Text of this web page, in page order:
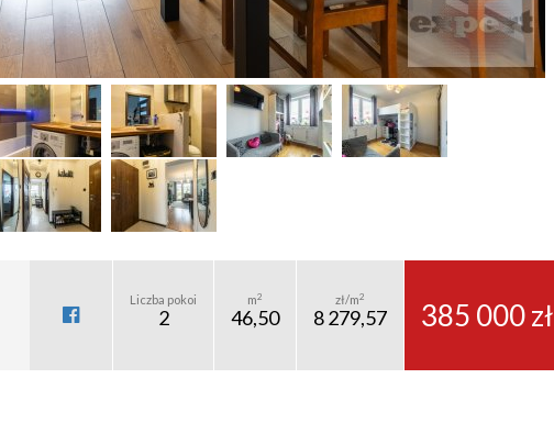
Liczba pokoi
2
m2
46,50
zł/m2
8 279,57 385 000 zł